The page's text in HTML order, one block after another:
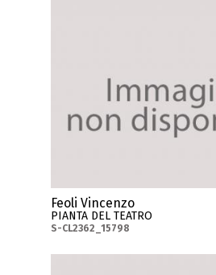
Feoli Vincenzo
PIANTA DEL TEATRO
S-CL2362_15798